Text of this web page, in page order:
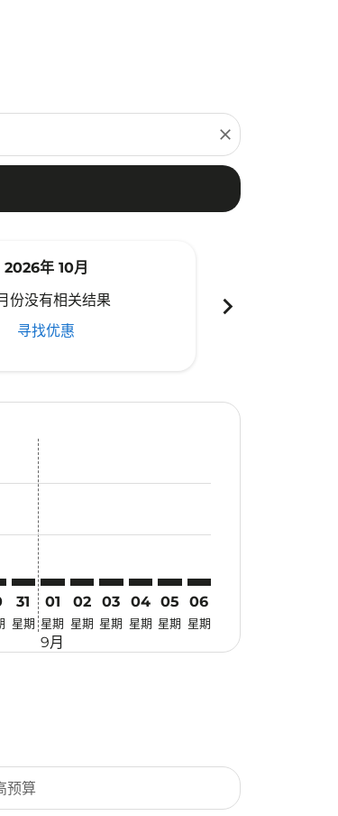
close
2026年 10月
份没有相关结果
寻找优惠
chevron_right
找优惠
寻找优惠寻找优惠
disclaimer. 寻找优惠
offers-disclaimer. 寻找优惠
view-offers-disclaimer. 寻找优惠
cmp-view-offers-disclaimer. 寻找优惠
cmp-view-offers-disclaimer. 寻找优惠
cmp-view-offers-disclaimer. 寻找优惠
DVO–PER: cmp-view-offers-disclaimer. 寻找优惠
31
星期
01
星期
9月
02
星期
03
星期
04
星期
05
星期
06
星期